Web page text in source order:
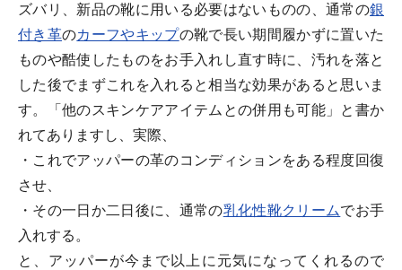
ズバリ、新品の靴に用いる必要はないものの、通常の銀
付き革のカーフやキップの靴で長い期間履かずに置いた
ものや酷使したものをお手入れし直す時に、汚れを落と
した後でまずこれを入れると相当な効果があると思いま
す。「他のスキンケアアイテムとの併用も可能」と書か
れてありますし、実際、
・これでアッパーの革のコンディションをある程度回復
させ、
・その一日か二日後に、通常の乳化性靴クリームでお手
入れする。
と、アッパーが今まで以上に元気になってくれるので